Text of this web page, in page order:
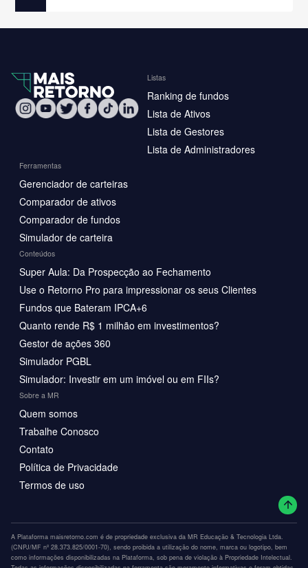
Listas
Ranking de fundos
Lista de Ativos
Lista de Gestores
Lista de Administradores
Ferramentas
Gerenciador de carteiras
Comparador de ativos
Comparador de fundos
Simulador de carteira
Conteúdos
Super Aula: Da Prospecção ao Fechamento
Use o Retorno Pro para impressionar os seus Clientes
Fundos que Bateram IPCA+6
Quanto rende R$ 1 milhão em investimentos?
Gestor de ações 360
Simulador PGBL
Simulador: Investir em um imóvel ou em FIIs?
Sobre a MR
Quem somos
Trabalhe Conosco
Contato
Política de Privacidade
Termos de uso
A Plataforma maisretorno.com é de propriedade exclusiva da MR Educação & Tecnologia Ltda.
(CNPJ/MF nº 28.373.825/0001-70), sendo proibida a utilização do nome, marca ou logotipo, bem
como informações disponibilizadas na Plataforma, sob pena de violação à Propriedade Intelectual.